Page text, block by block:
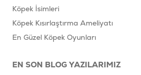
Köpek İsimleri
Köpek Kısırlaştırma Ameliyatı
En Güzel Köpek Oyunları
EN SON BLOG YAZILARIMIZ